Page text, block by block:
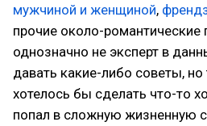
мужчиной и женщиной,
прочие около-романтические
однозначно не эксперт в
давать какие-либо советы,
хотелось бы сделать что-то
попал в сложную жизненную